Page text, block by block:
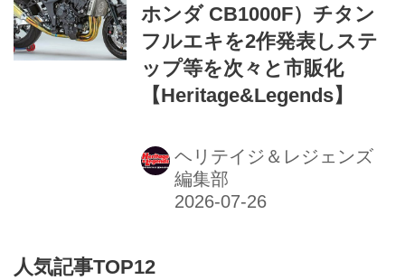
ホンダ CB1000F）チタン
フルエキを2作発表しステ
ップ等を次々と市販化
【Heritage&Legends】
ヘリテイジ＆レジェンズ
編集部